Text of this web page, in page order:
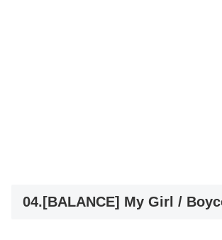
04.[BALANCE] My Girl /